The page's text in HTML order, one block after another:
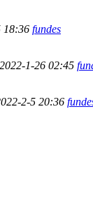
18:36 fundes
2022-1-26 02:45
2-5 20:36